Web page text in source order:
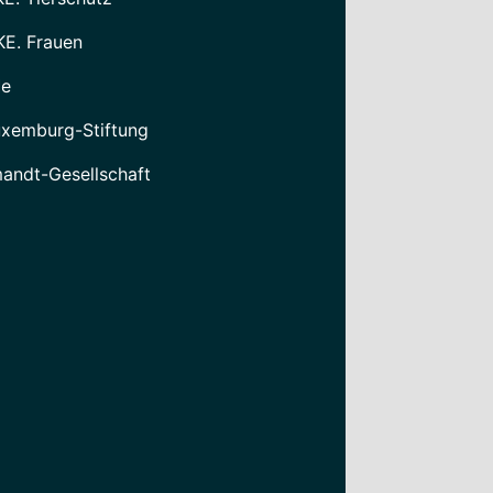
Frauen
Stiftung
Gesellschaft